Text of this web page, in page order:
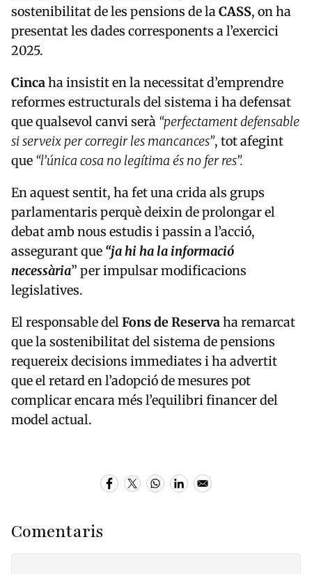
sostenibilitat de les pensions de laCASS, on ha
presentat les dades corresponents a l’exercici
2025.
Cincaha insistit en la necessitat d’emprendre
reformes estructurals del sistema i ha defensat
que qualsevol canvi serà “perfectament defensable
si serveix per corregir les mancances”, tot afegint
que “l’única cosa no legítima és no fer res”.
En aquest sentit, ha fet una crida als grups
parlamentaris perquè deixin de prolongar el
debat amb nous estudis i passin a l’acció,
assegurant que “ja hi ha la informació
necessària” per impulsar modificacions
legislatives.
El responsable delFons de Reservaha remarcat
que la sostenibilitat del sistema de pensions
requereix decisions immediates i ha advertit
que el retard en l’adopció de mesures pot
complicar encara més l’equilibri financer del
model actual.
Comentaris